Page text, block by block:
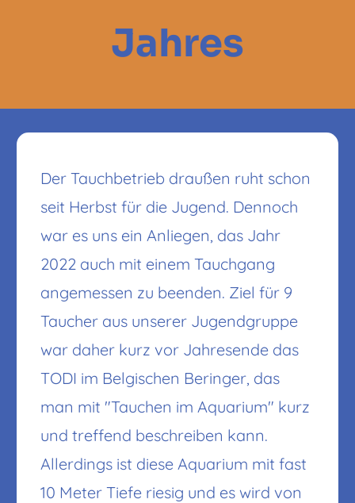
Jahres
Der Tauchbetrieb draußen ruht schon
seit Herbst für die Jugend. Dennoch
war es uns ein Anliegen, das Jahr
2022 auch mit einem Tauchgang
angemessen zu beenden. Ziel für 9
Taucher aus unserer Jugendgruppe
war daher kurz vor Jahresende das
TODI im Belgischen Beringer, das
man mit "Tauchen im Aquarium" kurz
und treffend beschreiben kann.
Allerdings ist diese Aquarium mit fast
10 Meter Tiefe riesig und es wird von